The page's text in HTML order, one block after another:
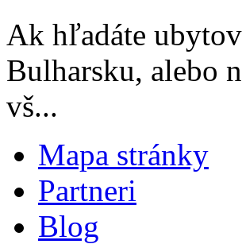
Ak hľadáte
Bulharsku, alebo
vš...
Mapa stránky
Partneri
Blog